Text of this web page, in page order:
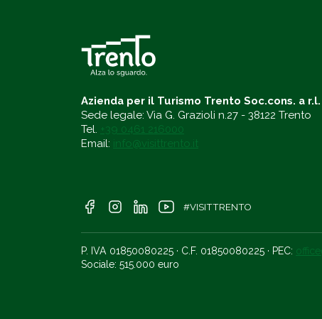
Azienda per il Turismo Trento Soc.cons. a r.l.
Sede legale: Via G. Grazioli n.27 - 38122 Trento
Tel. +39 0461 216000
Email: info@visittrento.it
#VISITTRENTO
P. IVA 01850080225 · C.F. 01850080225 · PEC:
Sociale: 515.000 euro